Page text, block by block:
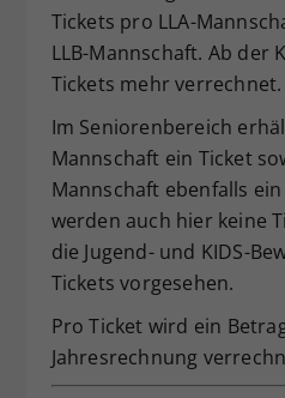
Tickets pro LLA-
LLB-Mannschaft. Ab der
Tickets mehr verrechnet.
Im Seniorenbereich
Mannschaft ein Ticket
Mannschaft ebenfalls
werden auch hier keine
die Jugend- und KIDS-
Tickets vorgesehen.
Pro Ticket wird ein
Jahresrechnung